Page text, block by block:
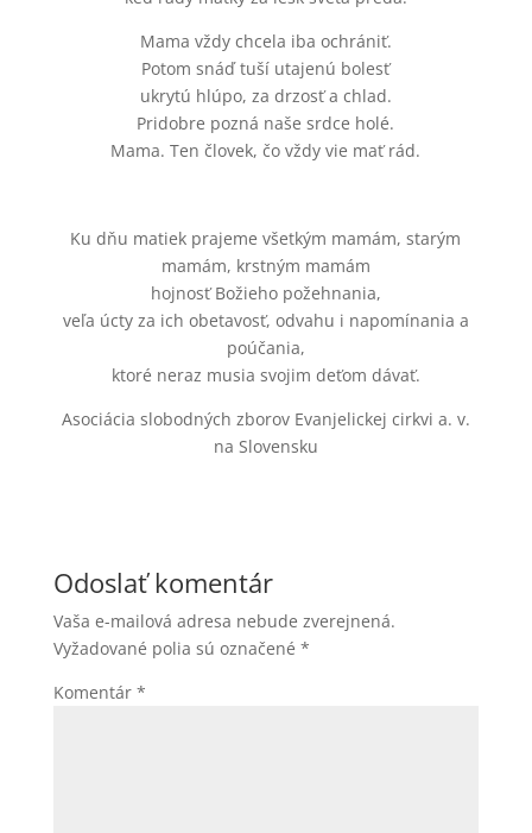
Mama vždy chcela iba ochrániť.
Potom snáď tuší utajenú bolesť
ukrytú hlúpo, za drzosť a chlad.
Pridobre pozná naše srdce holé.
Mama. Ten človek, čo vždy vie mať rád.
Ku dňu matiek prajeme všetkým mamám, starým
mamám, krstným mamám
hojnosť Božieho požehnania,
veľa úcty za ich obetavosť, odvahu i napomínania a
poúčania,
ktoré neraz musia svojim deťom dávať.
Asociácia slobodných zborov Evanjelickej cirkvi a. v.
na Slovensku
Odoslať komentár
Vaša e-mailová adresa nebude zverejnená.
Vyžadované polia sú označené *
Komentár *